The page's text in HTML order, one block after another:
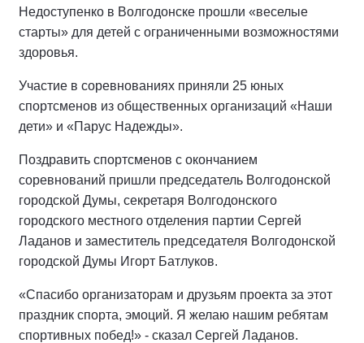
Недоступенко в Волгодонске прошли «веселые
старты» для детей с ограниченными возможностями
здоровья.
Участие в соревнованиях приняли 25 юных
спортсменов из общественных организаций «Наши
дети» и «Парус Надежды».
Поздравить спортсменов с окончанием
соревнований пришли председатель Волгодонской
городской Думы, секретаря Волгодонского
городского местного отделения партии Сергей
Ладанов и заместитель председателя Волгодонской
городской Думы Игорт Батлуков.
«Спасибо организаторам и друзьям проекта за этот
праздник спорта, эмоций. Я желаю нашим ребятам
спортивных побед!» - сказал Сергей Ладанов.